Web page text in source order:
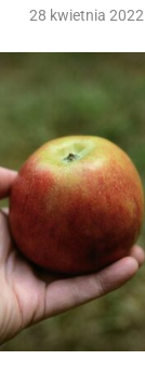
28 kwietnia 2022